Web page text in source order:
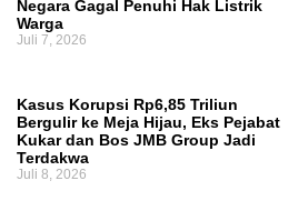
Negara Gagal Penuhi Hak Listrik
Warga
Juli 7, 2026
Kasus Korupsi Rp6,85 Triliun
Bergulir ke Meja Hijau, Eks Pejabat
Kukar dan Bos JMB Group Jadi
Terdakwa
Juli 8, 2026